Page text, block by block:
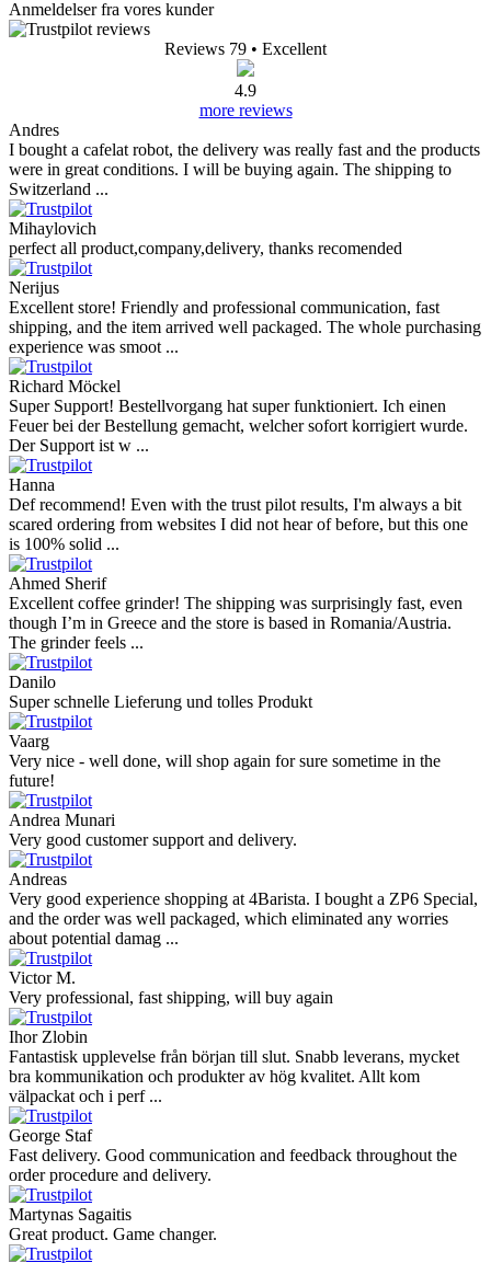
Anmeldelser fra vores kunder
Reviews 79 • Excellent
4.9
more reviews
Andres
I bought a cafelat robot, the delivery was really fast and the products
were in great conditions. I will be buying again. The shipping to
Switzerland ...
Mihaylovich
perfect all product,company,delivery, thanks recomended
Nerijus
Excellent store! Friendly and professional communication, fast
shipping, and the item arrived well packaged. The whole purchasing
experience was smoot ...
Richard Möckel
Super Support! Bestellvorgang hat super funktioniert. Ich einen
Feuer bei der Bestellung gemacht, welcher sofort korrigiert wurde.
Der Support ist w ...
Hanna
Def recommend! Even with the trust pilot results, I'm always a bit
scared ordering from websites I did not hear of before, but this one
is 100% solid ...
Ahmed Sherif
Excellent coffee grinder! The shipping was surprisingly fast, even
though I’m in Greece and the store is based in Romania/Austria.
The grinder feels ...
Danilo
Super schnelle Lieferung und tolles Produkt
Vaarg
Very nice - well done, will shop again for sure sometime in the
future!
Andrea Munari
Very good customer support and delivery.
Andreas
Very good experience shopping at 4Barista. I bought a ZP6 Special,
and the order was well packaged, which eliminated any worries
about potential damag ...
Victor M.
Very professional, fast shipping, will buy again
Ihor Zlobin
Fantastisk upplevelse från början till slut. Snabb leverans, mycket
bra kommunikation och produkter av hög kvalitet. Allt kom
välpackat och i perf ...
George Staf
Fast delivery. Good communication and feedback throughout the
order procedure and delivery.
Martynas Sagaitis
Great product. Game changer.